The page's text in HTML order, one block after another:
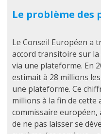
Le problème des
Le Conseil Européen a
accord transitoire sur
via une plateforme. En
estimait à 28 millions
une plateforme. Ce
millions à la fin de cette
commissaire européen,
de ne pas laisser se